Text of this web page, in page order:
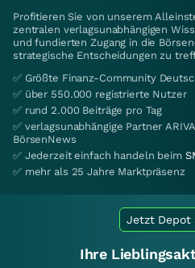
Profitieren Sie von unserem
zentralen verlagsunabhängigen
und fundierten Zugang in die
strategische Entscheidungen zu
✅ Größte Finanz-Community
✅ über 550.000 registrierte Nutzer
✅ rund 2.000 Beiträge pro Tag
✅ verlagsunabhängige Partner
BörsenNews
✅ Jederzeit einfach handeln beim
✅ mehr als 25 Jahre Marktpräsenz
Jetzt Depot
Ihre